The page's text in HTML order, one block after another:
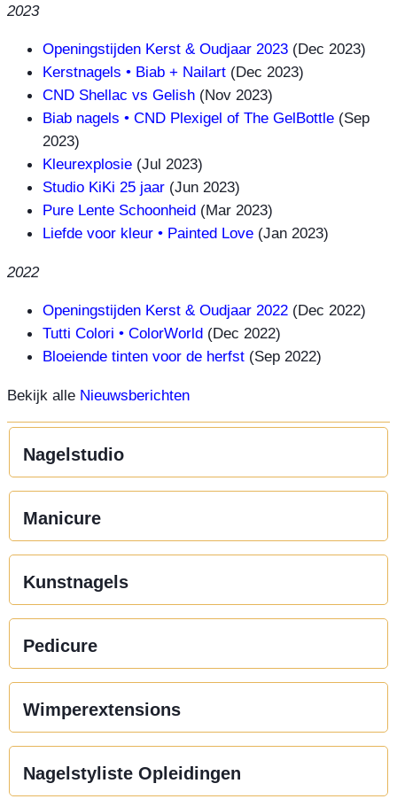
2023
Openingstijden Kerst & Oudjaar 2023 (Dec 2023)
Kerstnagels • Biab + Nailart (Dec 2023)
CND Shellac vs Gelish (Nov 2023)
Biab nagels • CND Plexigel of The GelBottle (Sep
2023)
Kleurexplosie (Jul 2023)
Studio KiKi 25 jaar (Jun 2023)
Pure Lente Schoonheid (Mar 2023)
Liefde voor kleur • Painted Love (Jan 2023)
2022
Openingstijden Kerst & Oudjaar 2022 (Dec 2022)
Tutti Colori • ColorWorld (Dec 2022)
Bloeiende tinten voor de herfst (Sep 2022)
Bekijk alle Nieuwsberichten
Nagelstudio
Manicure
Kunstnagels
Pedicure
Wimperextensions
Nagelstyliste Opleidingen